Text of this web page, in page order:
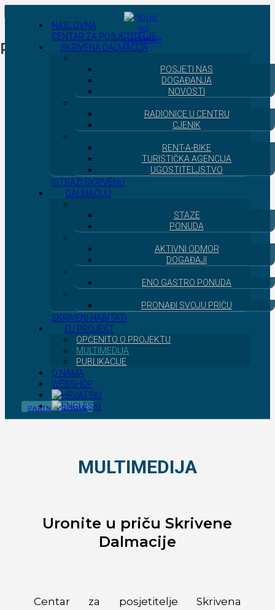
NASLOVNA
CENTAR ZA POSJETITELJE
SKRIVENA DALMACIJA
POSJETI NAS
DOGAĐANJA
NOVOSTI
RADIONICE U CENTRU
CJENIK
RENT-A-BIKE
TURISTIČKA AGENCIJA
UGOSTITELJSTVO
ISTRAŽI SKRIVENU
DALMACIJU
STAZE
PONUDA
AKTIVNI ODMOR
DOGAĐAJI
ENO GASTRO PONUDA
PRONAĐI SVOJU PRIČU
SKRIVENI HABITATI
EU PROJEKT
OPĆENITO O PROJEKTU
MULTIMEDIJA
PUBLIKACIJE
O NAMA
WEBSHOP
PARTNER LOGIN
MULTIMEDIJA
Uronite u priču Skrivene
Dalmacije
Centar za posjetitelje Skrivena

Publikacije